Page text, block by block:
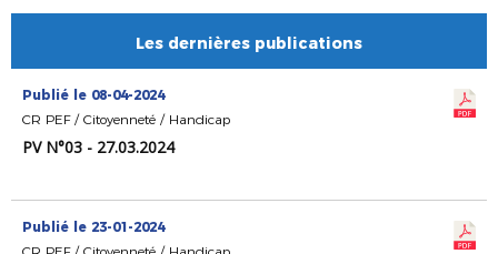
Les dernières publications
Publié le 08-04-2024
CR PEF / Citoyenneté / Handicap
PV N°03 - 27.03.2024
Publié le 23-01-2024